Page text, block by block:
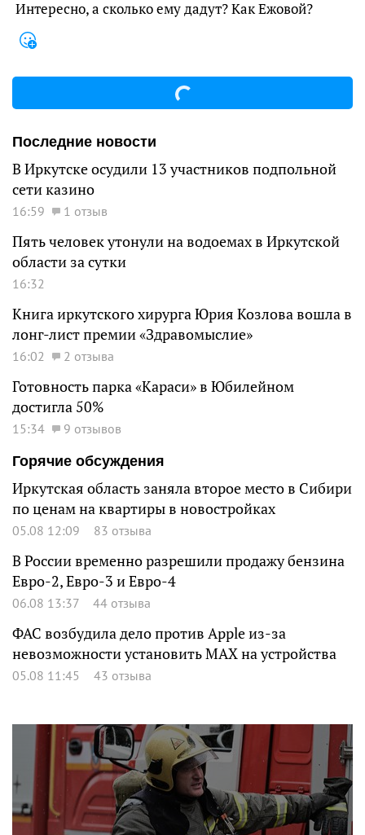
Интересно, а сколько ему дадут? Как Ежовой?
Последние новости
В Иркутске осудили 13 участников подпольной
сети казино
16:59 1 отзыв
Пять человек утонули на водоемах в Иркутской
области за сутки
16:32
Книга иркутского хирурга Юрия Козлова вошла в
лонг-лист премии «Здравомыслие»
16:02 2 отзыва
Готовность парка «Караси» в Юбилейном
достигла 50%
15:34
9 отзывов
Горячие обсуждения
Иркутская область заняла второе место в Сибири
по ценам на квартиры в новостройках
05.08 12:09 83 отзыва
В России временно разрешили продажу бензина
Евро-2, Евро-3 и Евро-4
06.08 13:37 44 отзыва
ФАС возбудила дело против Apple из-за
невозможности установить MAX на устройства
05.08 11:45 43 отзыва